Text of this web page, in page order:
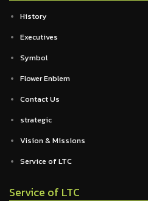
History
Executives
Symbol
Flower Enblem
Contact Us
strategic
Vision & Missions
Service of LTC
Service of LTC